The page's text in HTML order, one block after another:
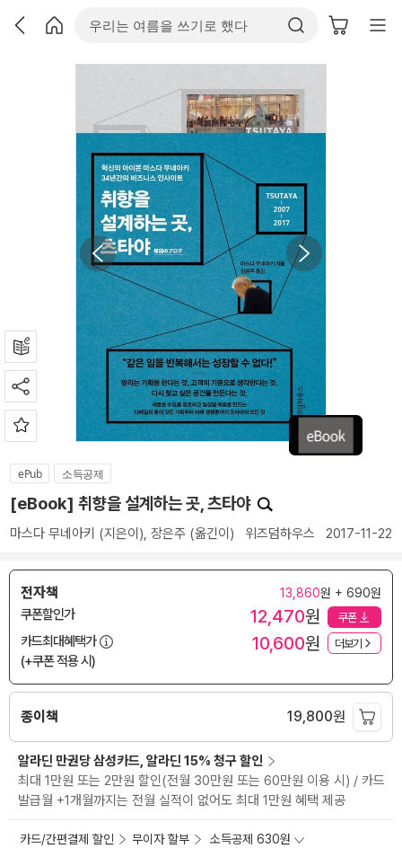
ePub 소득공제
[eBook] 취향을 설계하는 곳, 츠타야
마스다 무네아키 (지은이), 장은주 (옮긴이) 위즈덤하우스 2017-11-22
전자책 13,860원 + 690원
쿠폰할인가 12,470원 쿠폰
카드최대혜택가
(+쿠폰 적용 시)
10,600원 더보기
종이책 19,800원
알라딘 만권당 삼성카드, 알라딘 15% 청구 할인
최대 1만원 또는 2만원 할인(전월 30만원 또는 60만원 이용 시) / 카드
발급월 +1개월까지는 전월 실적이 없어도 최대 1만원 혜택 제공
카드/간편결제 할인 무이자 할부 소득공제 630원